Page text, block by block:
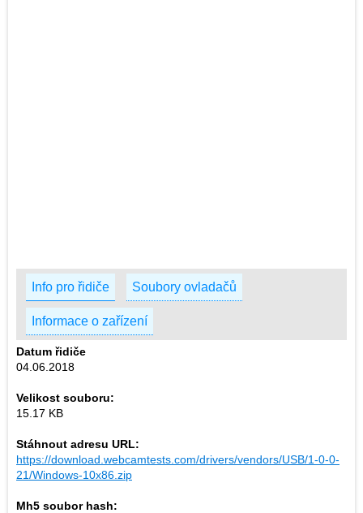
Info pro řidiče Soubory ovladačů
Informace o zařízení
Datum řidiče
04.06.2018
Velikost souboru:
15.17 KB
Stáhnout adresu URL:
https://download.webcamtests.com/drivers/vendors/USB/1-0-0-
21/Windows-10x86.zip
Mh5 soubor hash: